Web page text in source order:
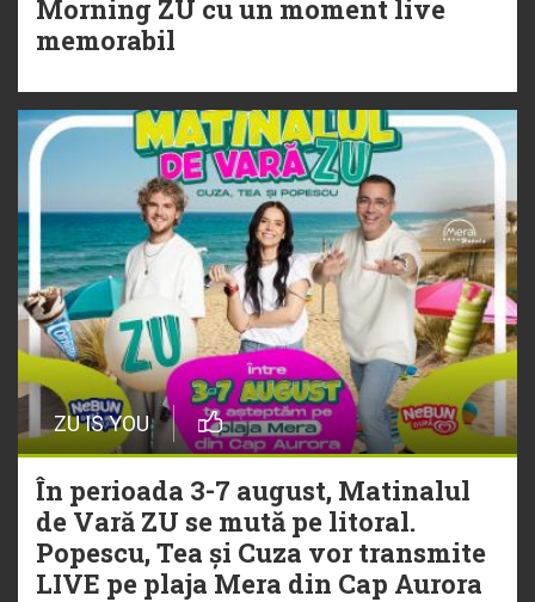
Torpedoul lui Morar: Theo Rose -
Morning ZU cu un moment live
memorabil
ZU IS YOU
În perioada 3-7 august, Matinalul
de Vară ZU se mută pe litoral.
Popescu, Tea și Cuza vor transmite
LIVE pe plaja Mera din Cap Aurora